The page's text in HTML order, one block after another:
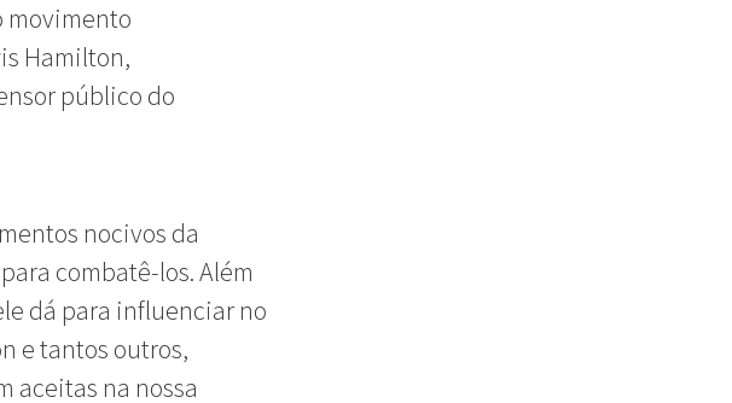
movimento
Hamilton,
público do
nocivos da
combatê-los. Além
dá para influenciar no
e tantos outros,
aceitas na nossa